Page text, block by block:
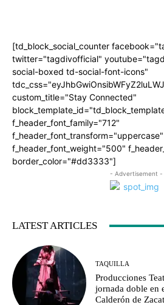
[td_block_social_counter
twitter="tagdivofficial"
social-boxed td-social-font-icons"
custom_title="Stay Connected"
f_header_font_family="712"
f_header_font_transform="uppercase"
f_header_font_weight="500"
border_color="#dd3333"]
- Advertisement -
LATEST ARTICLES
TAQUILLA
Producciones
jornada doble en
Calderón de